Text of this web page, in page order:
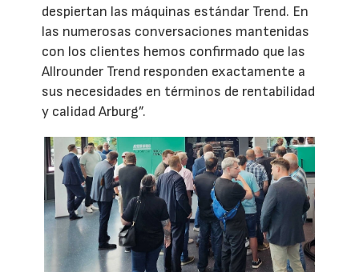
despiertan las máquinas estándar Trend. En
las numerosas conversaciones mantenidas
con los clientes hemos confirmado que las
Allrounder Trend responden exactamente a
sus necesidades en términos de rentabilidad
y calidad Arburg”.